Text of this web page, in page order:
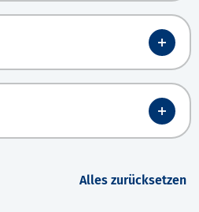
Alles zurücksetzen